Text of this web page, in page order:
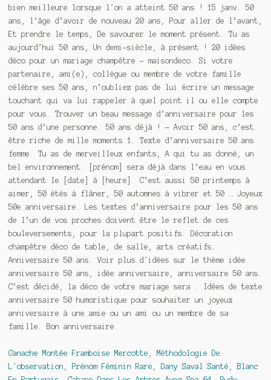
bien meilleure lorsque l'on a atteint 50 ans ! 15 janv. 50
ans, l’âge d’avoir de nouveau 20 ans, Pour aller de l’avant,
Et prendre le temps, De savourer le moment présent. Tu as
aujourd’hui 50 ans, Un demi-siècle, à présent ! 20 idées
déco pour un mariage champêtre – maisondeco. Si votre
partenaire, ami(e), collègue ou membre de votre famille
célèbre ses 50 ans, n’oubliez pas de lui écrire un message
touchant qui va lui rappeler à quel point il ou elle compte
pour vous. Trouver un beau message d’anniversaire pour les
50 ans d’une personne. 50 ans déjà ! — Avoir 50 ans, c’est
être riche de mille moments 1. Texte d’anniversaire 50 ans
femme. Tu as de merveilleux enfants, A qui tu as donné, un
bel environnement. [prénom] sera déjà dans l’eau en vous
attendant le [date] à [heure]. C’est aussi 50 printemps à
aimer, 50 étés à flâner, 50 automnes à vibrer et 50 … Joyeux
50e anniversaire. Les textes d’anniversaire pour les 50 ans
de l’un de vos proches doivent être le reflet de ces
bouleversements, pour la plupart positifs. Décoration
champêtre déco de table, de salle, arts créatifs.
Anniversaire 50 ans. Voir plus d'idées sur le thème idée
anniversaire 50 ans, idée anniversaire, anniversaire 50 ans.
C’est décidé, la déco de votre mariage sera . Idées de texte
anniversaire 50 humoristique pour souhaiter un joyeux
anniversaire à une amie ou un ami ou un membre de sa
famille. Bon anniversaire.
Ganache Montée Framboise Mercotte
Méthodologie De
L'observation
Prénom Féminin Rare Dany Saval Santé
Blanc